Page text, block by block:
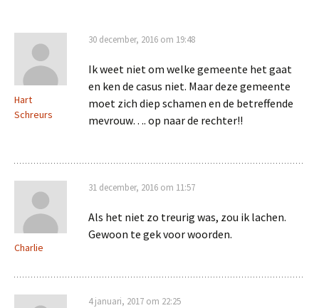
Hart
Schreurs
30 december, 2016 om 19:48
Ik weet niet om welke gemeente het gaat
en ken de casus niet. Maar deze gemeente
moet zich diep schamen en de betreffende
mevrouw…. op naar de rechter!!
Charlie
31 december, 2016 om 11:57
Als het niet zo treurig was, zou ik lachen.
Gewoon te gek voor woorden.
4 januari, 2017 om 22:25